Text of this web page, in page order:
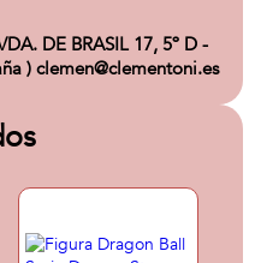
DE BRASIL 17, 5º D -
) clemen@clementoni.es